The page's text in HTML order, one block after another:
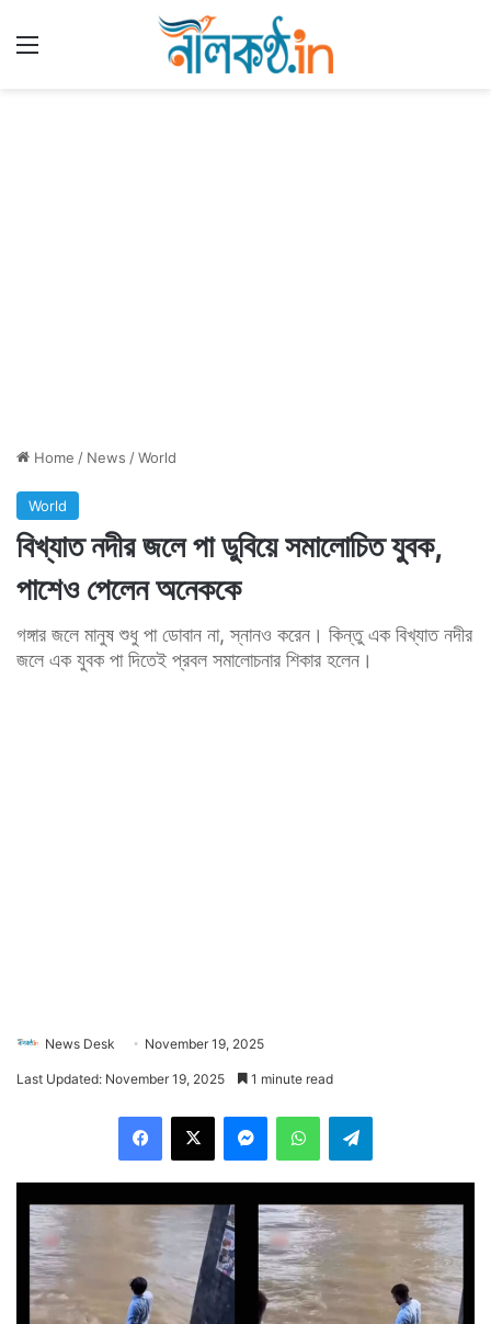
Home / News /World
World
বিখ্যাত নদীর জলে পা ডুবিয়ে সমালোচিত যুবক,
পাশেও পেলেন অনেককে
গঙ্গার জলে মানুষ শুধু পা ডোবান না, স্নানও করেন। কিন্তু এক বিখ্যাত নদীর
জলে এক যুবক পা দিতেই প্রবল সমালোচনার শিকার হলেন।
News Desk November 19, 2025
Last Updated: November 19, 2025 1 minute read